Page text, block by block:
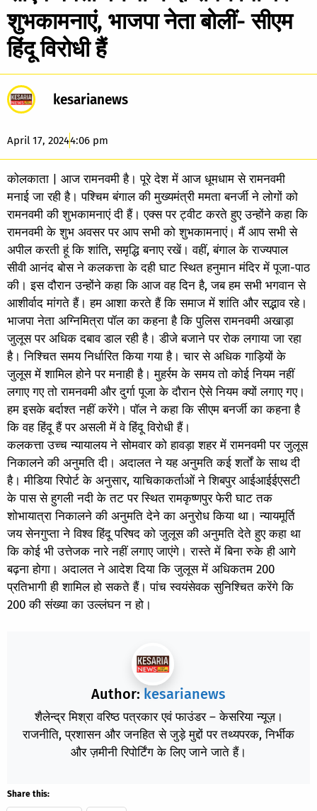
शुभकामनाएं, भाजपा नेता बोलीं- सीएम
हिंदू विरोधी हैं
kesarianews
April 17, 20244:06 pm
कोलकाता | आज रामनवमी है। पूरे देश में आज धूमधाम से रामनवमी
मनाई जा रही है। पश्चिम बंगाल की मुख्यमंत्री ममता बनर्जी ने लोगों को
रामनवमी की शुभकामनाएं दी हैं। एक्स पर ट्वीट करते हुए उन्होंने कहा कि
रामनवमी के शुभ अवसर पर आप सभी को शुभकामनाएं। मैं आप सभी से
अपील करती हूं कि शांति, समृद्धि बनाए रखें। वहीं, बंगाल के राज्यपाल
सीवी आनंद बोस ने कलकत्ता के दही घाट स्थित हनुमान मंदिर में पूजा-पाठ
की। इस दौरान उन्होंने कहा कि आज वह दिन है, जब हम सभी भगवान से
आशीर्वाद मांगते हैं। हम आशा करते हैं कि समाज में शांति और सद्भाव रहे।
भाजपा नेता अग्निमित्रा पॉल का कहना है कि पुलिस रामनवमी अखाड़ा
जुलूस पर अधिक दबाव डाल रही है। डीजे बजाने पर रोक लगाया जा रहा
है। निश्चित समय निर्धारित किया गया है। चार से अधिक गाड़ियों के
जुलूस में शामिल होने पर मनाही है। मुहर्रम के समय तो कोई नियम नहीं
लगाए गए तो रामनवमी और दुर्गा पूजा के दौरान ऐसे नियम क्यों लगाए गए।
हम इसके बर्दाश्त नहीं करेंगे। पॉल ने कहा कि सीएम बनर्जी का कहना है
कि वह हिंदू हैं पर असली में वे हिंदू विरोधी हैं।
कलकत्ता उच्च न्यायालय ने सोमवार को हावड़ा शहर में रामनवमी पर जुलूस
निकालने की अनुमति दी। अदालत ने यह अनुमति कई शर्तों के साथ दी
है। मीडिया रिपोर्ट के अनुसार, याचिकाकर्ताओं ने शिबपुर आईआईईएसटी
के पास से हुगली नदी के तट पर स्थित रामकृष्णपुर फेरी घाट तक
शोभायात्रा निकालने की अनुमति देने का अनुरोध किया था। न्यायमूर्ति
जय सेनगुप्ता ने विश्व हिंदू परिषद को जुलूस की अनुमति देते हुए कहा था
कि कोई भी उत्तेजक नारे नहीं लगाए जाएंगे। रास्ते में बिना रुके ही आगे
बढ़ना होगा। अदालत ने आदेश दिया कि जुलूस में अधिकतम 200
प्रतिभागी ही शामिल हो सकते हैं। पांच स्वयंसेवक सुनिश्चित करेंगे कि
200 की संख्या का उल्लंघन न हो।
Author: kesarianews
शैलेन्द्र मिश्रा वरिष्ठ पत्रकार एवं फाउंडर – केसरिया न्यूज़।
राजनीति, प्रशासन और जनहित से जुड़े मुद्दों पर तथ्यपरक, निर्भीक
और ज़मीनी रिपोर्टिंग के लिए जाने जाते हैं।
Share this: